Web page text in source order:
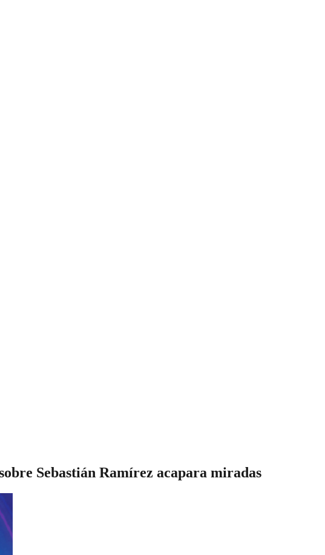
Sebastián Ramírez acapara miradas